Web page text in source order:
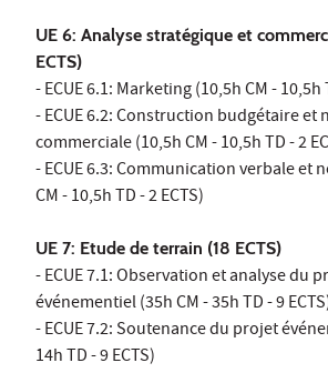
UE 6: Analyse stratégique et
ECTS)
- ECUE 6.1: Marketing (10,5h CM - 10,5h
- ECUE 6.2: Construction budgétaire et
commerciale (10,5h CM - 10,5h TD - 2
- ECUE 6.3: Communication verbale et
CM - 10,5h TD - 2 ECTS)
UE 7: Etude de terrain (18 ECTS)
- ECUE 7.1: Observation et analyse du
événementiel (35h CM - 35h TD - 9
- ECUE 7.2: Soutenance du projet
14h TD - 9 ECTS)